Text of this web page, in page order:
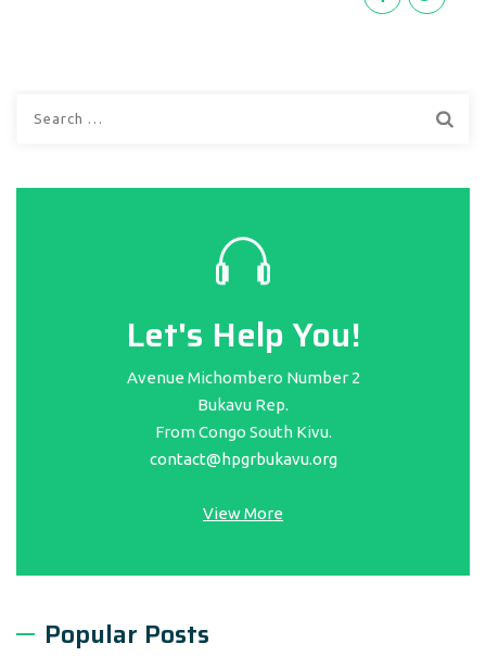
Let's Help You!
Avenue Michombero Number 2
Bukavu Rep.
From Congo South Kivu.
contact@hpgrbukavu.org
View More
Popular Posts